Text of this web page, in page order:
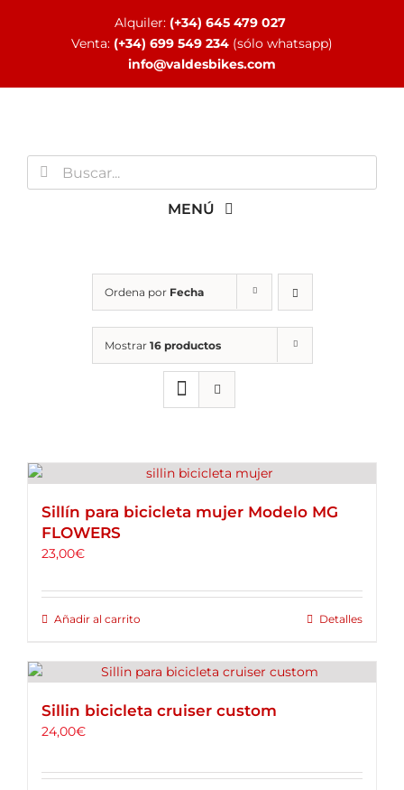
Alquiler: (+34) 645 479 027
Venta: (+34) 699 549 234 (sólo whatsapp)
info@valdesbikes.com
Buscar:
MENÚ
ALQUILER DE BICICLETAS
BLOG
CONTACTO
Ordena por Fecha
Mostrar 16 productos
Sillín para bicicleta mujer Modelo MG
FLOWERS
23,00€
Añadir al carrito Detalles
Sillin bicicleta cruiser custom
24,00€